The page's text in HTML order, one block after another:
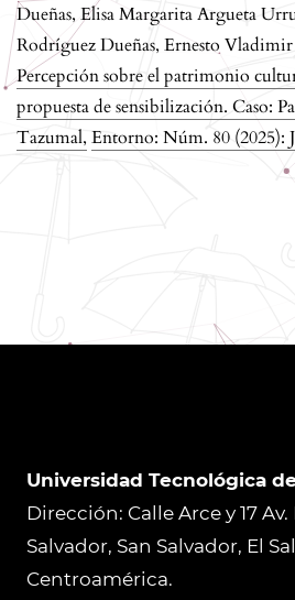
Dueñas, Elisa Margarita Argueta
Rodríguez Dueñas, Ernesto
Percepción sobre el patrimonio
propuesta de sensibilización. Caso:
Tazumal, Entorno: Núm. 80 (2025):
Universidad Tecnológica
Dirección: Calle Arce y 17 Av.
Salvador, San Salvador, El
Centroamérica.